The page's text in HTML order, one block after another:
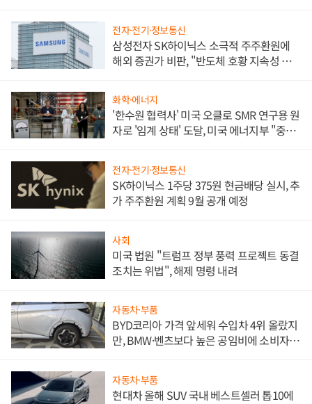
전자·전기·정보통신
삼성전자 SK하이닉스 소극적 주주환원에
해외 증권가 비판, "반도체 호황 지속성 의
화학·에너지
'한수원 협력사' 미국 오클로 SMR 연구용 원
자로 '임계 상태' 도달, 미국 에너지부 "중요
전자·전기·정보통신
SK하이닉스 1주당 375원 현금배당 실시, 추
가 주주환원 계획 9월 공개 예정
사회
미국 법원 "트럼프 정부 풍력 프로젝트 동결
조치는 위법", 해제 명령 내려
자동차·부품
BYD코리아 가격 앞세워 수입차 4위 올랐지
만, BMW·벤츠보다 높은 공임비에 소비자
자동차·부품
현대차 올해 SUV 국내 베스트셀러 톱10에